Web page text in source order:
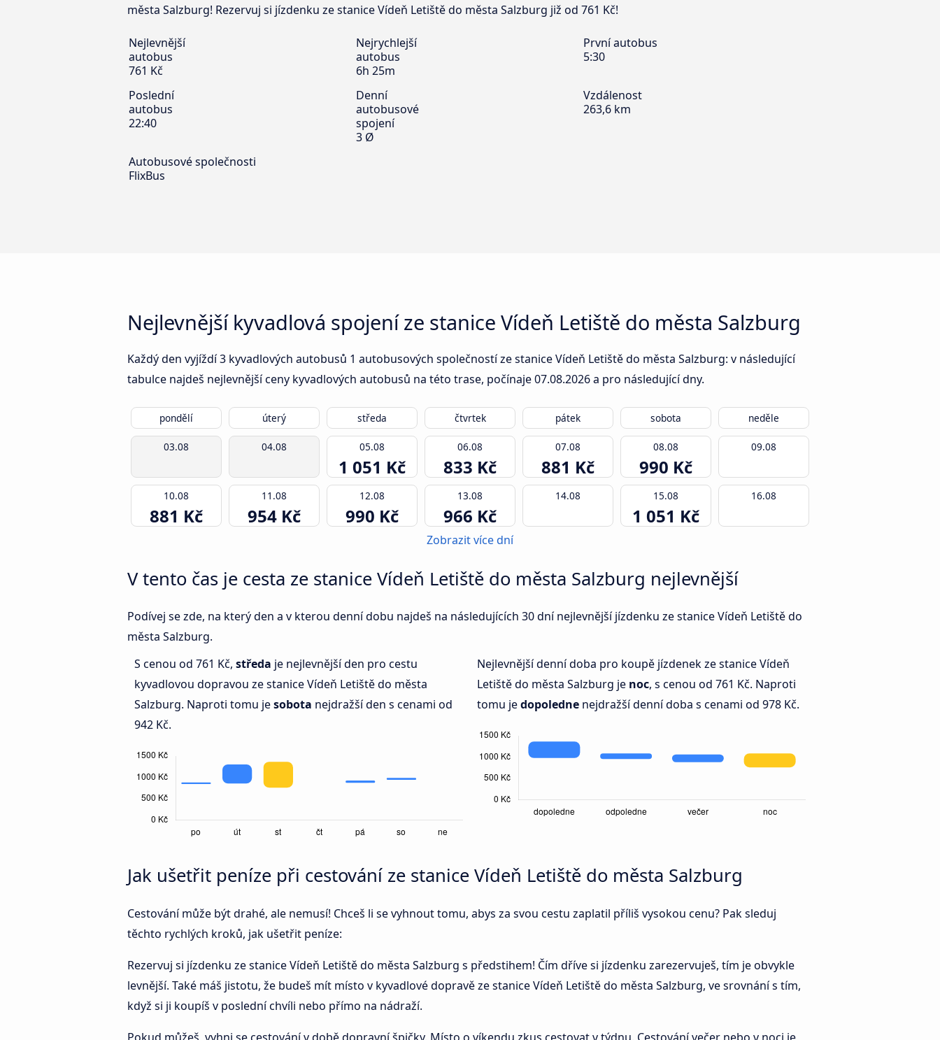
města Salzburg! Rezervuj si jízdenku ze stanice Vídeň Letiště do města Salzburg již od 761 Kč!
Nejlevnější
autobus
761 Kč
Nejrychlejší
autobus
6h 25m
První autobus
5:30
Poslední
autobus
22:40
Denní
autobusové
spojení
3 Ø
Vzdálenost
263,6 km
Autobusové společnosti
FlixBus
Nejlevnější kyvadlová spojení ze stanice Vídeň Letiště do města Salzburg
Každý den vyjíždí 3 kyvadlových autobusů 1 autobusových společností ze stanice Vídeň Letiště do města Salzburg: v následující
tabulce najdeš nejlevnější ceny kyvadlových autobusů na této trase, počínaje07.08.2026a pro následující dny.
pondělí úterý středa čtvrtek pátek sobota neděle
03.08 04.08 05.08
1 051 Kč
06.08
833 Kč
07.08
881 Kč
08.08
990 Kč
09.08
10.08
881 Kč
11.08
954 Kč
12.08
990 Kč
13.08
966 Kč
14.08 15.08
1 051 Kč
16.08
Zobrazit více dní
V tento čas je cesta ze stanice Vídeň Letiště do města Salzburg nejlevnější
Podívej se zde, na který den a v kterou denní dobu najdeš na následujících 30 dní nejlevnější jízdenku ze stanice Vídeň Letiště do
města Salzburg.
S cenou od 761 Kč, středa je nejlevnější den pro cestu
kyvadlovou dopravou ze stanice Vídeň Letiště do města
Salzburg. Naproti tomu jesobota nejdražší den s cenami od
942 Kč.
Nejlevnější denní doba pro koupě jízdenek ze stanice Vídeň
Letiště do města Salzburg je noc, s cenou od 761 Kč. Naproti
tomu jedopoledne nejdražší denní doba s cenami od 978 Kč.
Jak ušetřit peníze při cestování ze stanice Vídeň Letiště do města Salzburg
Cestování může být drahé, ale nemusí! Chceš li se vyhnout tomu, abys za svou cestu zaplatil příliš vysokou cenu? Pak sleduj
těchto rychlých kroků, jak ušetřit peníze:
Rezervuj si jízdenku ze stanice Vídeň Letiště do města Salzburg s předstihem! Čím dříve si jízdenku zarezervuješ, tím je obvykle
levnější. Také máš jistotu, že budeš mít místo v kyvadlové dopravě ze stanice Vídeň Letiště do města Salzburg, ve srovnání s tím,
když si ji koupíš v poslední chvíli nebo přímo na nádraží.
Pokud můžeš, vyhni se cestování v době dopravní špičky. Místo o víkendu zkus cestovat v týdnu. Cestování večer nebo v noci je